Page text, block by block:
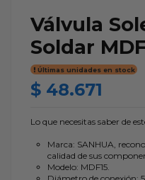
Válvula
Soldar
Últimas unidades en stock
$ 48.671
Lo que necesitas saber de
Marca: SANHUA,
calidad de sus
Modelo: MDF15.